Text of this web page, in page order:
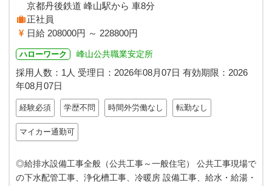
京都丹後鉄道 峰山駅から 車8分
正社員
日給 208000円 ～ 228800円
ハローワーク 峰山公共職業安定所
採用人数：1人 受理日： 2026年08月07日 有効期限： 2026
年08月07日
経験必須 学歴不問 時間外労働なし 転勤なし
マイカー通勤可
◎給排水設備工事全般（公共工事～一般住宅） 公共工事現場で
の下水配管工事、浄化槽工事、冷暖房 設備工事、給水・給湯・